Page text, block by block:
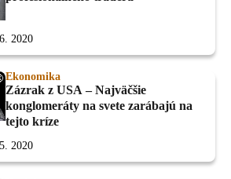
2020
Ekonomika
Zázrak z USA – Najväčšie
konglomeráty na svete zarábajú na
tejto kríze
2020